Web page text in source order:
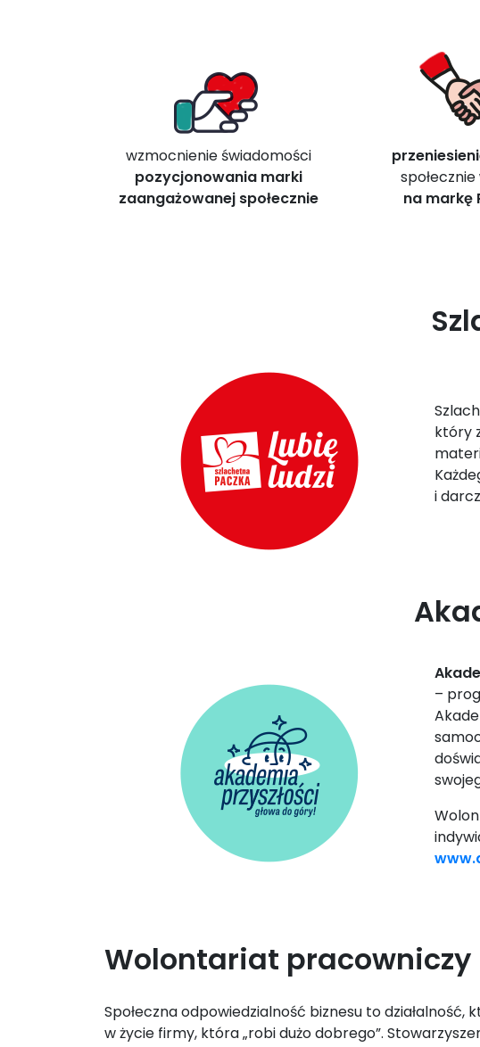
wzmocnienie świadomości
pozycjonowania marki
zaangażowanej społecznie
społecznie
na markę
który
i
–
Wolontariat pracowniczy
Społeczna odpowiedzialność biznesu to
w życie firmy, która „robi dużo dobrego”.